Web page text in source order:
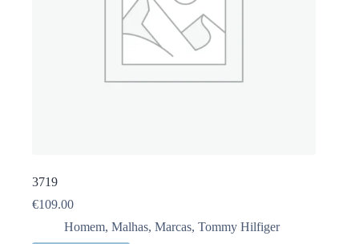
3719
€109.00
Homem, Malhas, Marcas, Tommy Hilfiger